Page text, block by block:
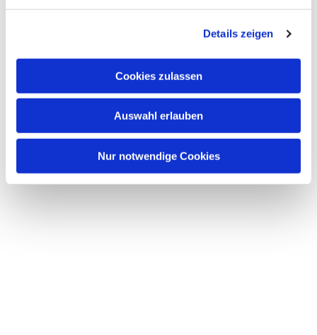
Details zeigen
Cookies zulassen
Auswahl erlauben
Nur notwendige Cookies
interessieren